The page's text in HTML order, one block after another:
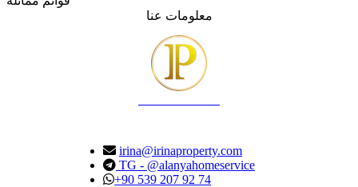
معلومات عنا
irina@irinaproperty.com
TG - @alanyahomeservice
+90 539 207 92 74